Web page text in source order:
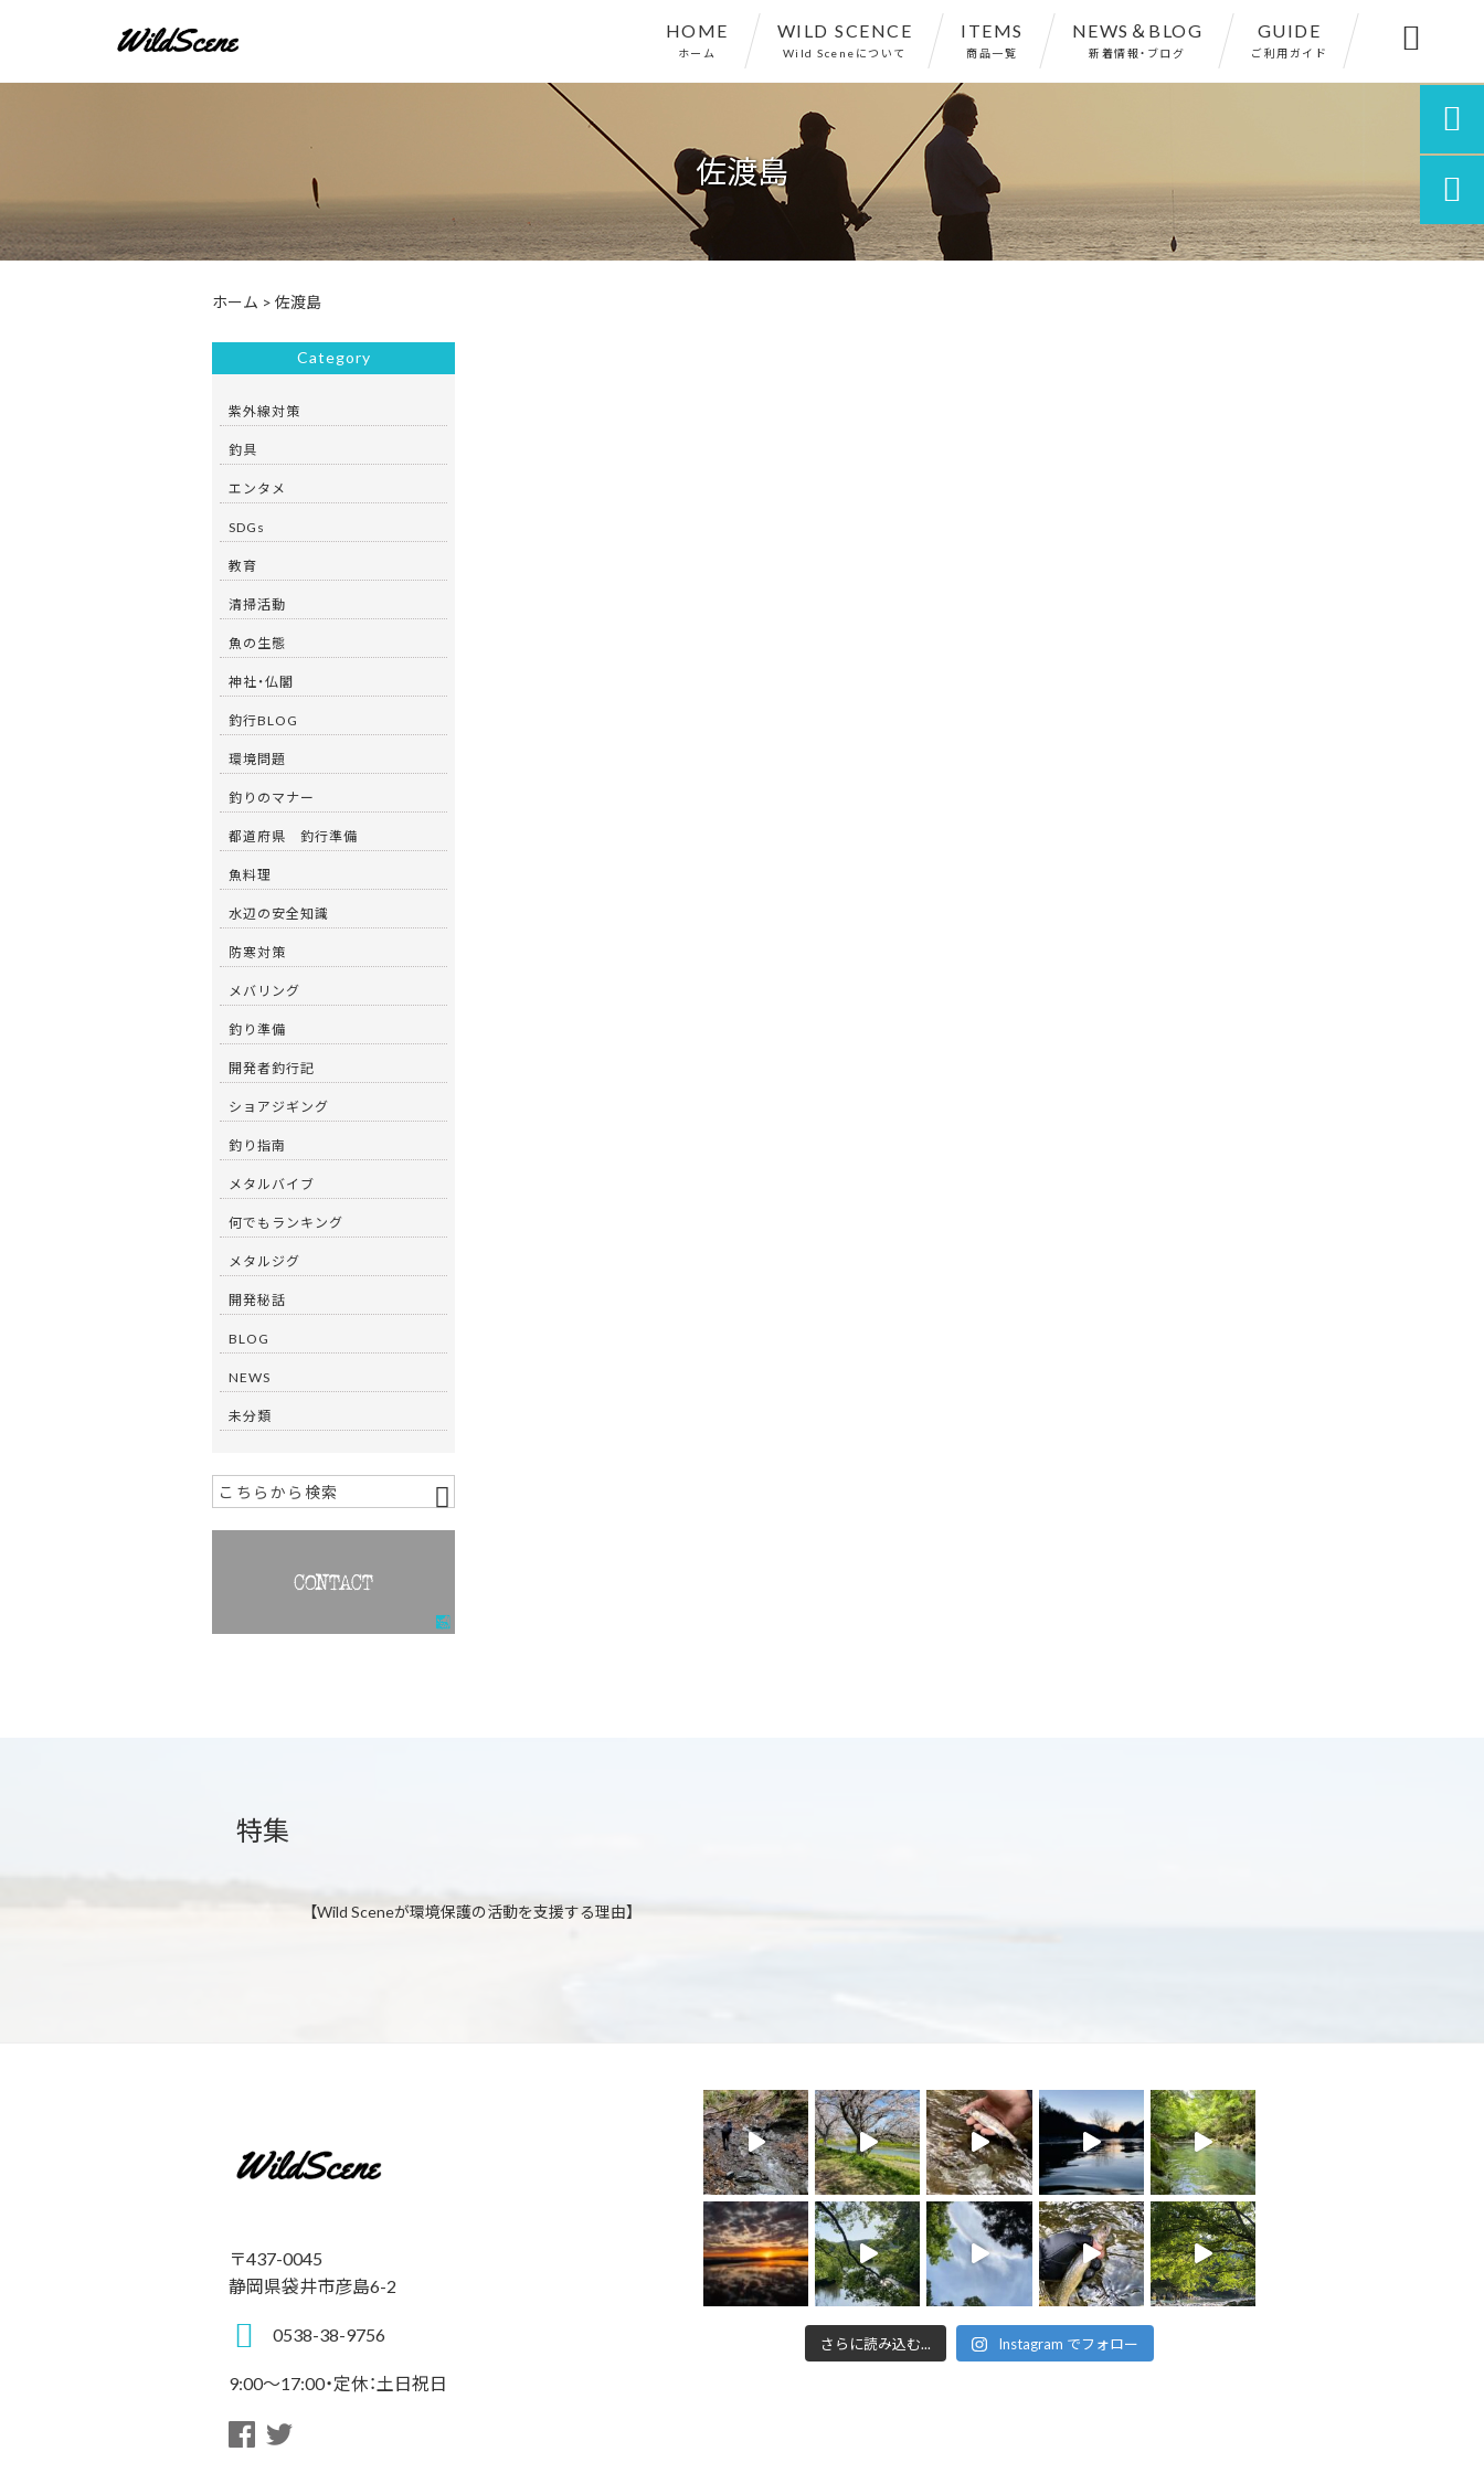
HOME
ホーム
WILD SCENCE
Wild Sceneについて
ITEMS
商品一覧
NEWS＆BLOG
新着情報・ブログ
GUIDE
ご利用ガイド 
佐渡島
ホーム > 佐渡島
Category
紫外線対策
釣具
エンタメ
SDGs
教育
清掃活動
魚の生態
神社・仏閣
釣行BLOG
環境問題
釣りのマナー
都道府県 釣行準備
魚料理
水辺の安全知識
防寒対策
メバリング
釣り準備
開発者釣行記
ショアジギング
釣り指南
メタルバイブ
何でもランキング
メタルジグ
開発秘話
BLOG
NEWS
未分類
特集
【Wild Sceneが環境保護の活動を支援する理由】
〒437-0045
静岡県袋井市彦島6-2
0538-38-9756
9:00～17:00・定休：土日祝日
さらに読み込む... Instagram でフォロー

